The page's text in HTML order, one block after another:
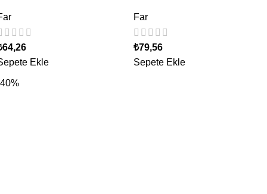
64,26
Ekle
Far
₺79,56
Sepete Ekle